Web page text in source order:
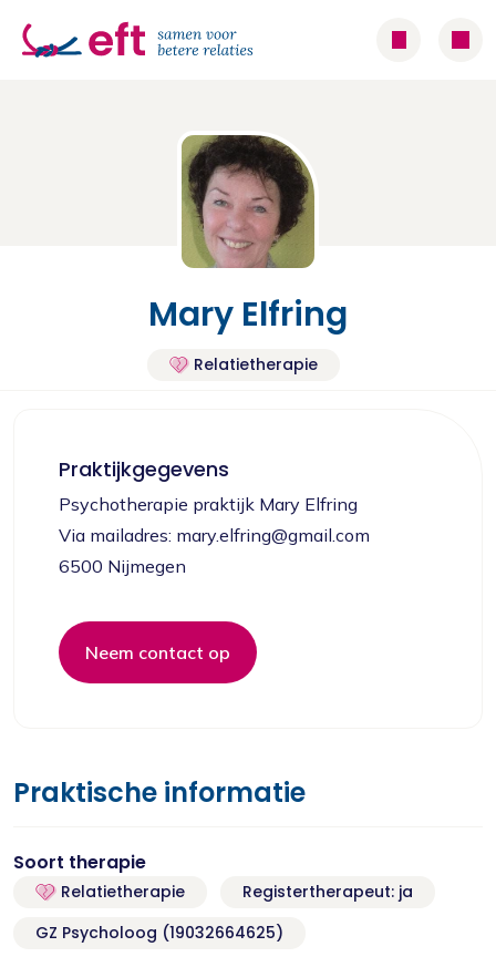
Mary Elfring
Relatietherapie
Praktische informatie
Soort therapie
Relatietherapie
Registertherapeut: ja
GZ Psycholoog (19032664625)
Praktijkgegevens
Psychotherapie praktijk Mary Elfring
Via mailadres: mary.elfring@gmail.com
6500 Nijmegen
Neem contact op